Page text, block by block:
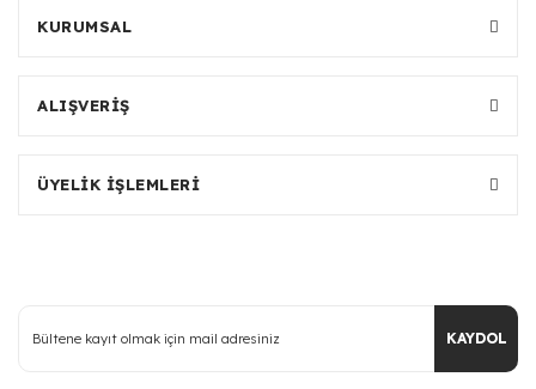
KURUMSAL
ALIŞVERİŞ
ÜYELİK İŞLEMLERİ
KAYDOL